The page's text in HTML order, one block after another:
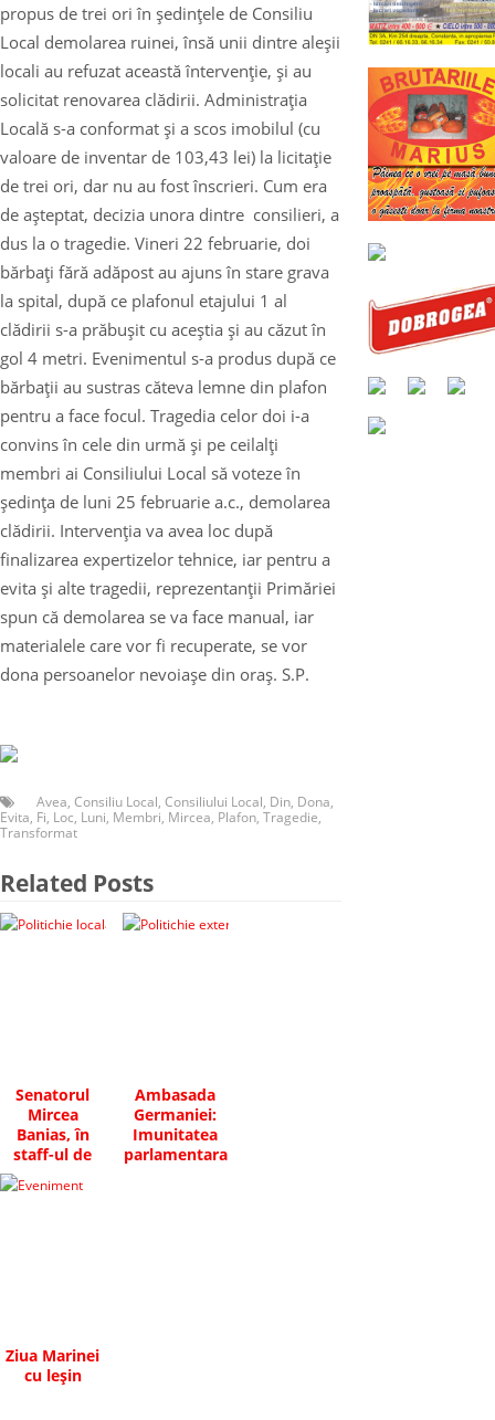
propus de trei ori în şedinţele de Consiliu
Local demolarea ruinei, însă unii dintre aleşii
locali au refuzat această întervenţie, şi au
solicitat renovarea clădirii. Administraţia
Locală s-a conformat şi a scos imobilul (cu
valoare de inventar de 103,43 lei) la licitaţie
de trei ori, dar nu au fost înscrieri. Cum era
de aşteptat, decizia unora dintre consilieri, a
dus la o tragedie. Vineri 22 februarie, doi
bărbaţi fără adăpost au ajuns în stare grava
la spital, după ce plafonul etajului 1 al
clădirii s-a prăbuşit cu aceştia şi au căzut în
gol 4 metri. Evenimentul s-a produs după ce
bărbaţii au sustras căteva lemne din plafon
pentru a face focul. Tragedia celor doi i-a
convins în cele din urmă şi pe ceilalţi
membri ai Consiliului Local să voteze în
şedinţa de luni 25 februarie a.c., demolarea
clădirii. Intervenţia va avea loc după
finalizarea expertizelor tehnice, iar pentru a
evita şi alte tragedii, reprezentanţii Primăriei
spun că demolarea se va face manual, iar
materialele care vor fi recuperate, se vor
dona persoanelor nevoiaşe din oraş. S.P.
Avea, Consiliu Local, Consiliului Local, Din, Dona,
Evita, Fi, Loc, Luni, Membri, Mircea, Plafon, Tragedie,
Transformat
Related Posts
Senatorul
Mircea
Banias, în
staff-ul de
fuziune P.C. –
P.L.R.
Ambasada
Germaniei:
Imunitatea
parlamentara
Ziua Marinei
cu leşin